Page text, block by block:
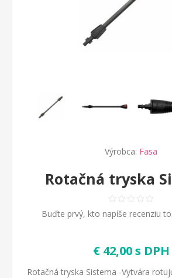
Výrobca: Fasa
Rotačná tryska
Buďte prvý, kto napíše recenziu
€ 42,00 s DPH
Rotačná tryska Sistema -Vytvára